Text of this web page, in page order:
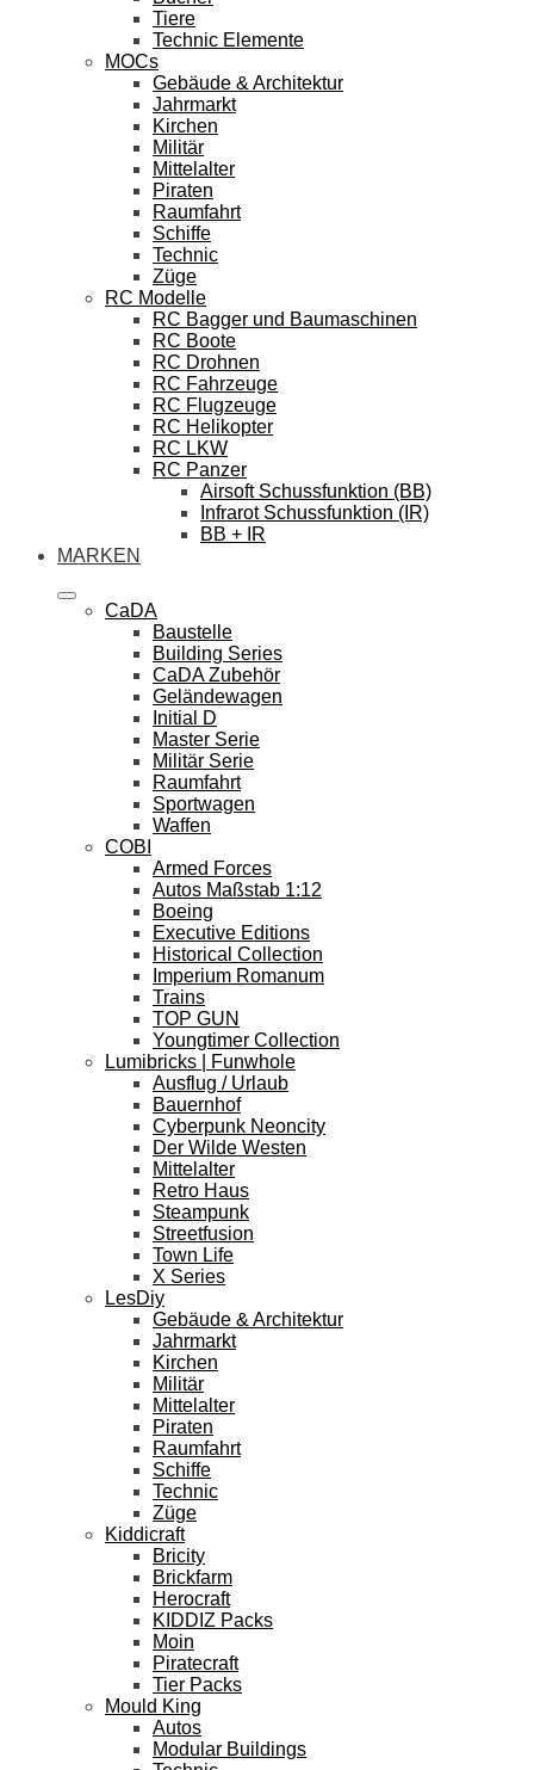
Tiere
Technic Elemente
MOCs
Gebäude & Architektur
Jahrmarkt
Kirchen
Militär
Mittelalter
Piraten
Raumfahrt
Schiffe
Technic
Züge
RC Modelle
RC Bagger und Baumaschinen
RC Boote
RC Drohnen
RC Fahrzeuge
RC Flugzeuge
RC Helikopter
RC LKW
RC Panzer
Airsoft Schussfunktion (BB)
Infrarot Schussfunktion (IR)
BB + IR
MARKEN
CaDA
Baustelle
Building Series
CaDA Zubehör
Geländewagen
Initial D
Master Serie
Militär Serie
Raumfahrt
Sportwagen
Waffen
COBI
Armed Forces
Autos Maßstab 1:12
Boeing
Executive Editions
Historical Collection
Imperium Romanum
Trains
TOP GUN
Youngtimer Collection
Lumibricks | Funwhole
Ausflug / Urlaub
Bauernhof
Cyberpunk Neoncity
Der Wilde Westen
Mittelalter
Retro Haus
Steampunk
Streetfusion
Town Life
X Series
LesDiy
Gebäude & Architektur
Jahrmarkt
Kirchen
Militär
Mittelalter
Piraten
Raumfahrt
Schiffe
Technic
Züge
Kiddicraft
Bricity
Brickfarm
Herocraft
KIDDIZ Packs
Moin
Piratecraft
Tier Packs
Mould King
Autos
Modular Buildings